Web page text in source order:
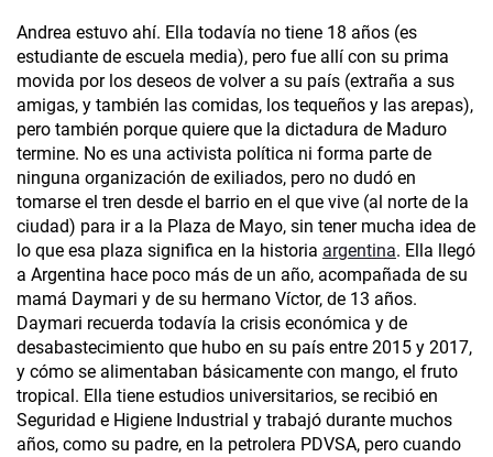
Andrea estuvo ahí. Ella todavía no tiene 18 años (es
estudiante de escuela media), pero fue allí con su prima
movida por los deseos de volver a su país (extraña a sus
amigas, y también las comidas, los tequeños y las arepas),
pero también porque quiere que la dictadura de Maduro
termine. No es una activista política ni forma parte de
ninguna organización de exiliados, pero no dudó en
tomarse el tren desde el barrio en el que vive (al norte de la
ciudad) para ir a la Plaza de Mayo, sin tener mucha idea de
lo que esa plaza significa en la historia argentina. Ella llegó
a Argentina hace poco más de un año, acompañada de su
mamá Daymari y de su hermano Víctor, de 13 años.
Daymari recuerda todavía la crisis económica y de
desabastecimiento que hubo en su país entre 2015 y 2017,
y cómo se alimentaban básicamente con mango, el fruto
tropical. Ella tiene estudios universitarios, se recibió en
Seguridad e Higiene Industrial y trabajó durante muchos
años, como su padre, en la petrolera PDVSA, pero cuando